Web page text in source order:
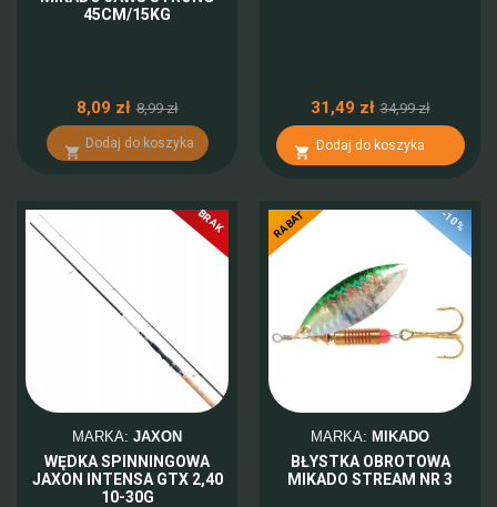
45CM/15KG
8,09 zł 8,99 zł

Dodaj do koszyka
31,49 zł 34,99 zł
 Dodaj do koszyka
BRAK
MARKA: JAXON
WĘDKA SPINNINGOWA
JAXON INTENSA GTX 2,40
10-30G
-10%
RABAT
MARKA: MIKADO
BŁYSTKA OBROTOWA
MIKADO STREAM NR 3